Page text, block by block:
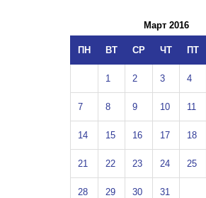
Март 2016
ПН ВТ СР ЧТ ПТ
1 2 3 4
7 8 9 10 11
14 15 16 17 18
21 22 23 24 25
28 29 30 31